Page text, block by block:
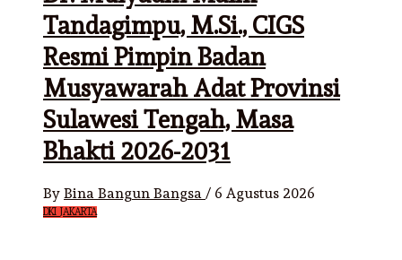
Tandagimpu, M.Si., CIGS
Resmi Pimpin Badan
Musyawarah Adat Provinsi
Sulawesi Tengah, Masa
Bhakti 2026-2031
By Bina Bangun Bangsa / 6 Agustus 2026
DKI JAKARTA